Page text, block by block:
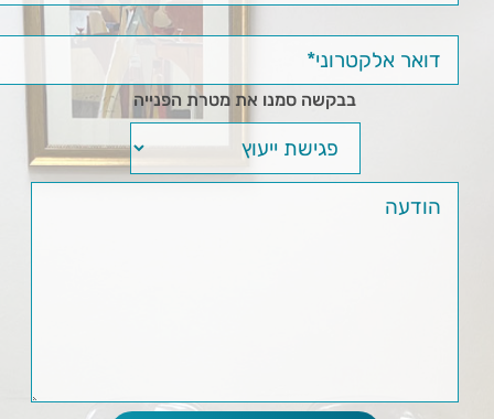
בבקשה סמנו את מטרת הפנייה